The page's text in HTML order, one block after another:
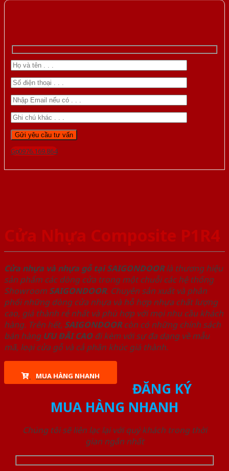
Gọi 0976.169.864
Cửa Nhựa Composite P1R4
Cửa nhựa và nhựa gỗ tại SAIGONDOORlà thương hiệu
sản phẩm các dòng cửa trong một chuỗi các hệ thống
Showroom SAIGONDOOR. Chuyên sản xuất và phân
phối những dòng cửa nhựa và hỗ hợp nhựa chất lượng
cao, giá thành rẻ nhất và phù hợp với mọi nhu cầu khách
hàng. Trên hết, SAIGONDOORcòn có những chính sách
bán hàng ƯU ĐÃI CAOđi kèm với sự đa dạng về mẫu
mã, loại cửa gỗ và cả phân khúc giá thành.
MUA HÀNG NHANH
ĐĂNG KÝ
MUA HÀNG NHANH
Chúng tôi sẽ liên lạc lại với quý khách trong thời
gian ngắn nhất